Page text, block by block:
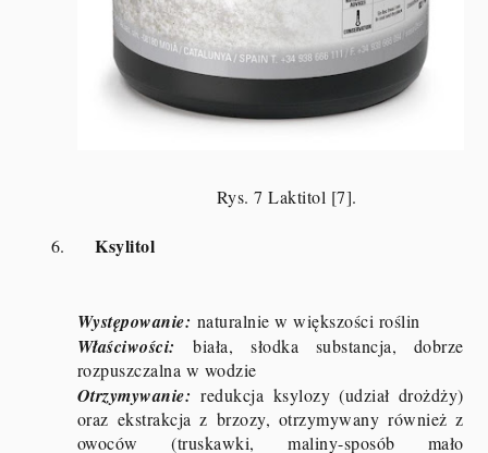
Rys. 7 Laktitol [7].
6. Ksylitol
Występowanie: naturalnie w większości roślin
Właściwości: biała, słodka substancja, dobrze
rozpuszczalna w wodzie
Otrzymywanie: redukcja ksylozy (udział drożdży)
oraz ekstrakcja z brzozy, otrzymywany również z
owoców (truskawki, maliny-sposób mało